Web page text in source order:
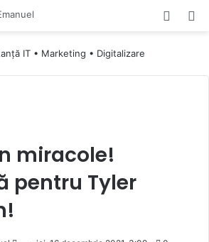
miracole!
pentru Tyler